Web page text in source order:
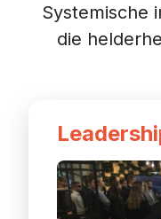
Systemische
die